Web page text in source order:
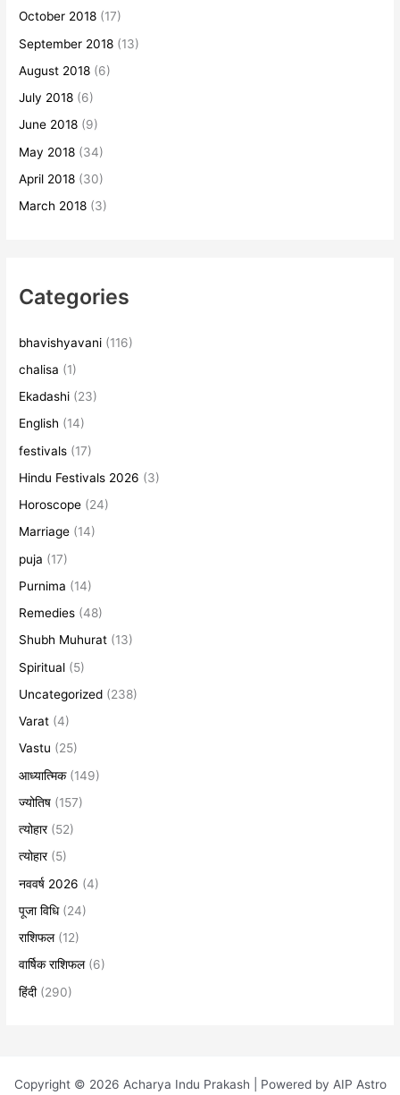
October 2018 (17)
September 2018 (13)
August 2018 (6)
July 2018 (6)
June 2018 (9)
May 2018 (34)
April 2018 (30)
March 2018 (3)
Categories
bhavishyavani (116)
chalisa (1)
Ekadashi (23)
English (14)
festivals (17)
Hindu Festivals 2026 (3)
Horoscope (24)
Marriage (14)
puja (17)
Purnima (14)
Remedies (48)
Shubh Muhurat (13)
Spiritual (5)
Uncategorized (238)
Varat (4)
Vastu (25)
आध्यात्मिक(149)
ज्योतिष (157)
त्योहार(52)
त्योहार(5)
नववर्ष 2026 (4)
पूजा विधि(24)
राशिफल(12)
वार्षिक राशिफल(6)
हिंदी(290)
Copyright © 2026 Acharya Indu Prakash | Powered by AIP Astro